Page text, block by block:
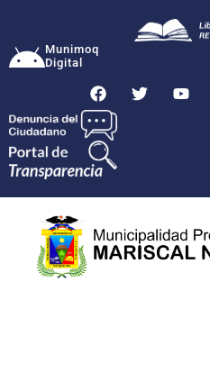
Munimoq
Digital